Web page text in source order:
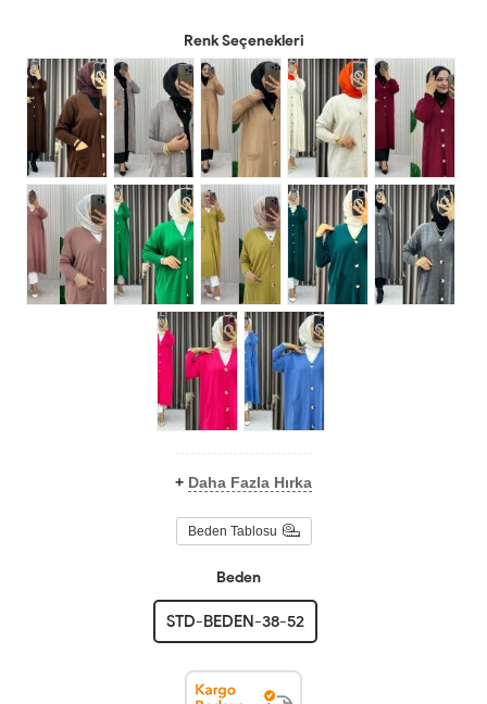
Renk Seçenekleri
+ Daha Fazla Hırka
Beden Tablosu
Beden
STD-BEDEN-38-52